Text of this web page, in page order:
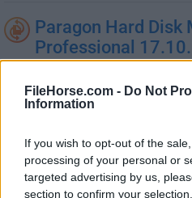
FileHorse.com - Do Not
Information
If you wish to opt-out of the
processing of your personal or
targeted advertising by us,
section to confirm your
Paragon Hard Disk
Professional
12 de diciembre de 2025 - 191.62
La solución integral para
tu PC
PDFCreator 6.3.0
01 de julio de 2026 - 147.12 MB -
Convierte todo documento